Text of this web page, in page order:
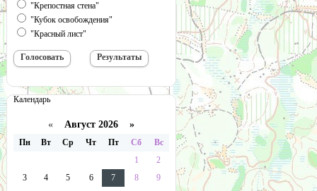
"Крепостная стена"
"Кубок освобождения"
"Красный лист"
Календарь
« Август 2026 »
Пн Вт Ср Чт Пт Сб
Вс
1
2
3
4 5 6 7 8
9